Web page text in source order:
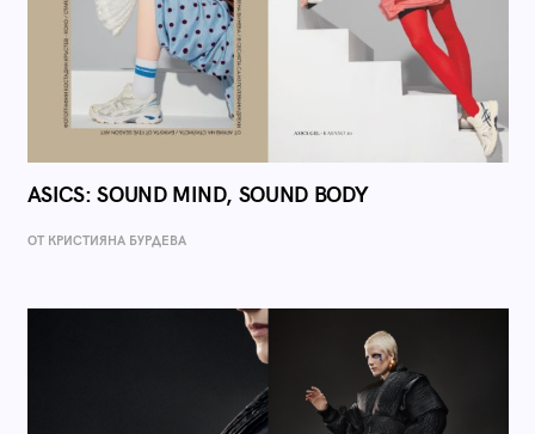
ASICS: SOUND MIND, SOUND BODY
ОТ КРИСТИЯНА БУРДЕВА